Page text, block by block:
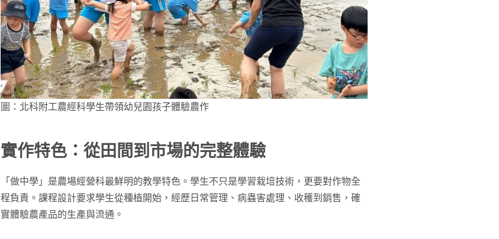
圖：北科附工農經科學生帶領幼兒園孩子體驗農作
實作特色：從田間到市場的完整體驗
「做中學」是農場經營科最鮮明的教學特色。學生不只是學習栽培技術，更要對作物全
程負責。課程設計要求學生從種植開始，經歷日常管理、病蟲害處理、收穫到銷售，確
實體驗農產品的生產與流通。